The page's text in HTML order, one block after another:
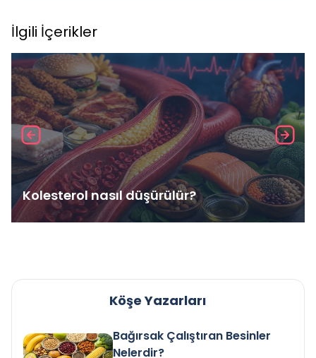
İlgili İçerikler
Kolesterol nasıl düşürülür?
Köşe Yazarları
Bağırsak Çalıştıran Besinler
Nelerdir?